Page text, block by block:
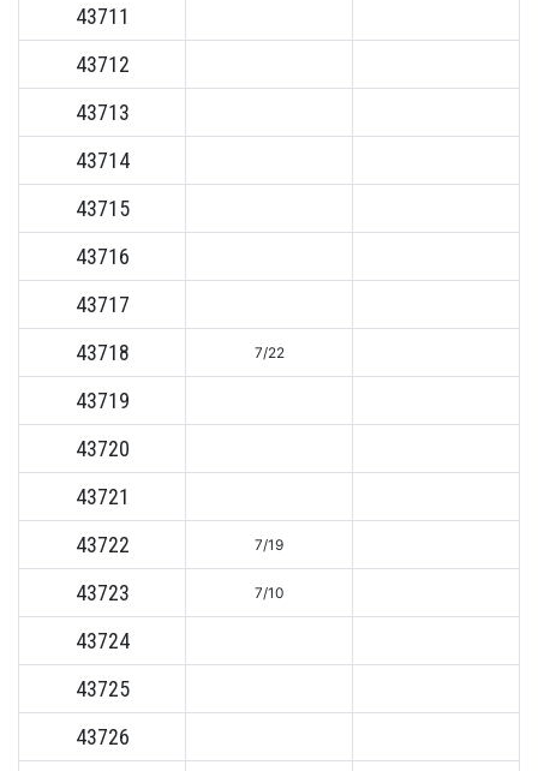
43711
43712
43713
43714
43715
43716
43717
43718
7/22
43719
43720
43721
43722
7/19
43723 7/10
43724
43725
43726